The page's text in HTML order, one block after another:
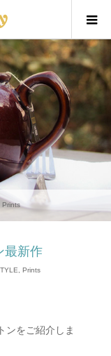
Prints
最新作
Prints
ンをご紹介しま